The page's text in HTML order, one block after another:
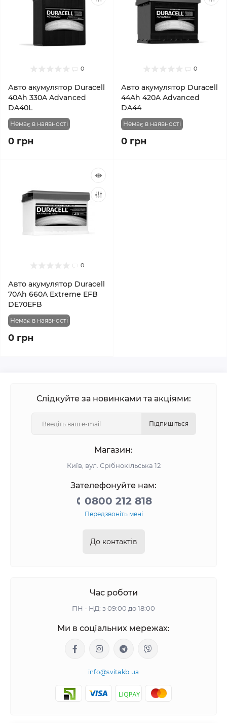
0
Авто акумулятор Duracell
40Ah 330A Advanced
DA40L
Немає в наявності
0 грн
0
Авто акумулятор Duracell
44Ah 420A Advanced
DA44
Немає в наявності
0 грн
0
Авто акумулятор Duracell
70Ah 660A Extreme EFB
DE70EFB
Немає в наявності
0 грн
Слідкуйте за новинками та акціями:
Підпишіться
Магазин:
Київ, вул. Срібнокільська 12
Зателефонуйте нам:
0800 212 818
Передзвоніть мені
До контактів
Час роботи
ПН - НД: з 09:00 до 18:00
Ми в соціальних мережах:
info@svitakb.ua